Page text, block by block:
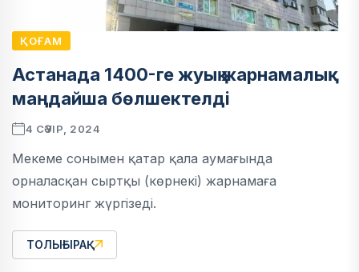
ҚОҒАМ
Астанада 1400-ге жуық жарнамалық
маңдайша бөлшектелді
4 СӘУІР, 2024
Мекеме сонымен қатар қала аумағында
орналасқан сыртқы (көрнекі) жарнамаға
мониторинг жүргізеді.
ТОЛЫҒЫРАҚ